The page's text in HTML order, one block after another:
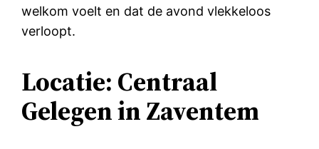
welkom voelt en dat de avond vlekkeloos
verloopt.
Locatie: Centraal
Gelegen in Zaventem